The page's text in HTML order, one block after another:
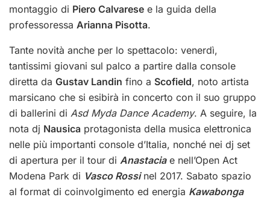
montaggio di Piero Calvarese e la guida della
professoressa Arianna Pisotta.
Tante novità anche per lo spettacolo: venerdì,
tantissimi giovani sul palco a partire dalla console
diretta da Gustav Landin fino a Scofield, noto artista
marsicano che si esibirà in concerto con il suo gruppo
di ballerini di Asd Myda Dance Academy. A seguire, la
nota dj Nausica protagonista della musica elettronica
nelle più importanti console d’Italia, nonché nei dj set
di apertura per il tour di Anastaciae nell’Open Act
Modena Park di Vasco Rossinel 2017. Sabato spazio
al format di coinvolgimento ed energia Kawabonga